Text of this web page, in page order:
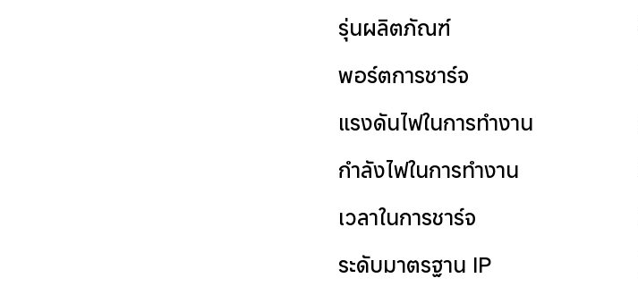
รุ่นผลิตภัณฑ์
พอร์ตการชาร์จ
แรงดันไฟในการทำงาน
กำลังไฟในการทำงาน
เวลาในการชาร์จ
ระดับมาตรฐาน IP